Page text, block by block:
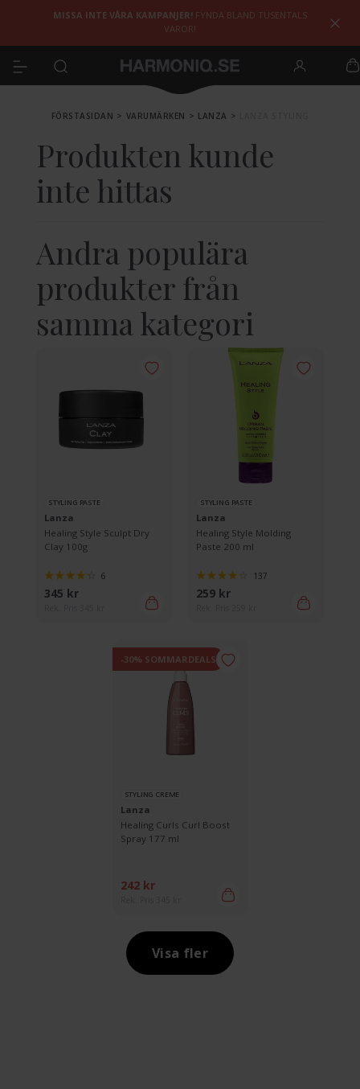
MISSA INTE VÅRA KAMPANJER! FYNDA BLAND TUSENTALS
VAROR!
FÖRSTASIDAN > VARUMÄRKEN > LANZA >
Produkten kunde
inte hittas
Andra populära
produkter från
samma kategori
STYLING PASTE
Lanza
Healing Style Sculpt Dry
Clay 100g
6
345 kr
STYLING PASTE
Lanza
Healing Style Molding
Paste 200 ml
137
259 kr
-30% SOMMARDEALS
STYLING CREME
Lanza
Healing Curls Curl Boost
Spray 177 ml
242 kr
Visa fler